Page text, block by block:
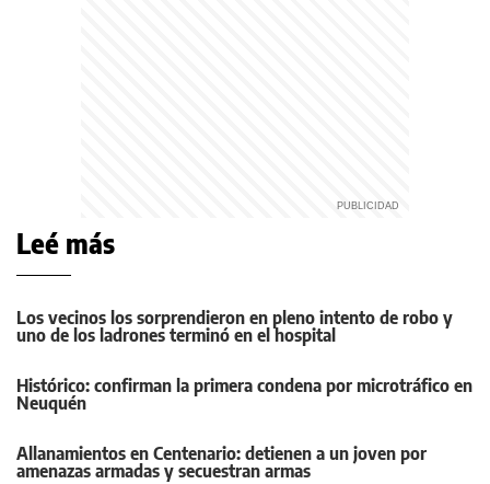
Leé más
Los vecinos los sorprendieron en pleno intento de robo y
uno de los ladrones terminó en el hospital
Histórico: confirman la primera condena por microtráfico en
Neuquén
Allanamientos en Centenario: detienen a un joven por
amenazas armadas y secuestran armas